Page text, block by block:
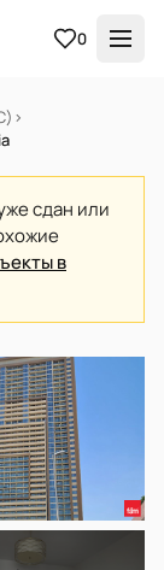
0
›
сдан или
в